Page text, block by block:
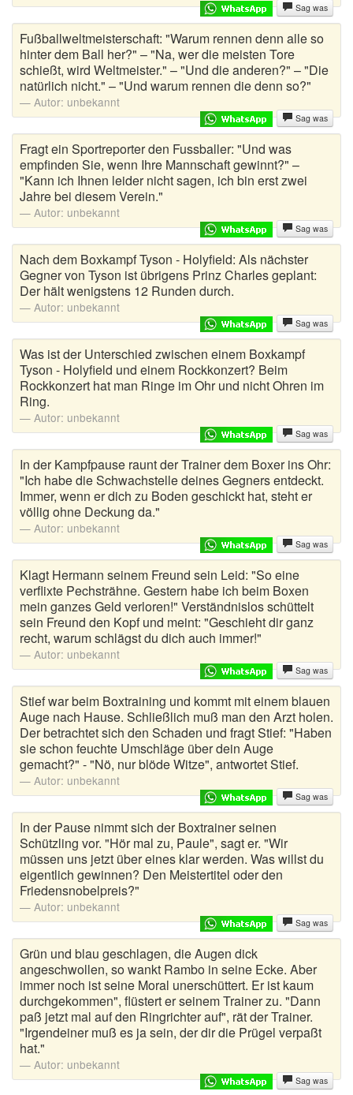
Kirchenwitze
Klosprüche
Kneipenwitze
Länderwitze
Letzte Worte
Lieber als Sprüche
Lustige Abkürzungen
Lustige Autokennzeichen
Lustige Fragen
Lustige Zitate
Männerwitze
Mantawitze
Musikerwitze
Ossi Witze
Österreicher Witze
Ostfriesenwitze
Polenwitze
Politiker Witze
Polizei Witze
Schlechte Witze
Schottenwitze
Schulwitze
Schwabenwitze
Schwulenwitze
SMS Sprüche
Sportwitze
Studentenwitze
Tierwitze
Toilettensprüche
Trabi Witze
Türkenwitze
Sag was
Fußballweltmeisterschaft: "Warum rennen denn alle so
hinter dem Ball her?" – "Na, wer die meisten Tore
schießt, wird Weltmeister." – "Und die anderen?" – "Die
natürlich nicht." – "Und warum rennen die denn so?"
Autor: unbekannt
Sag was
Fragt ein Sportreporter den Fussballer: "Und was
empfinden Sie, wenn Ihre Mannschaft gewinnt?" –
"Kann ich Ihnen leider nicht sagen, ich bin erst zwei
Jahre bei diesem Verein."
Autor: unbekannt
Sag was
Nach dem Boxkampf Tyson - Holyfield: Als nächster
Gegner von Tyson ist übrigens Prinz Charles geplant:
Der hält wenigstens 12 Runden durch.
Autor: unbekannt
Sag was
Was ist der Unterschied zwischen einem Boxkampf
Tyson - Holyfield und einem Rockkonzert? Beim
Rockkonzert hat man Ringe im Ohr und nicht Ohren im
Ring.
Autor: unbekannt
Sag was
In der Kampfpause raunt der Trainer dem Boxer ins Ohr:
"Ich habe die Schwachstelle deines Gegners entdeckt.
Immer, wenn er dich zu Boden geschickt hat, steht er
völlig ohne Deckung da."
Autor: unbekannt
Sag was
Klagt Hermann seinem Freund sein Leid: "So eine
verflixte Pechsträhne. Gestern habe ich beim Boxen
mein ganzes Geld verloren!" Verständnislos schüttelt
sein Freund den Kopf und meint: "Geschieht dir ganz
recht, warum schlägst du dich auch immer!"
Autor: unbekannt
Sag was
Stief war beim Boxtraining und kommt mit einem blauen
Auge nach Hause. Schließlich muß man den Arzt holen.
Der betrachtet sich den Schaden und fragt Stief: "Haben
sie schon feuchte Umschläge über dein Auge
gemacht?" - "Nö, nur blöde Witze", antwortet Stief.
Autor: unbekannt
Sag was
In der Pause nimmt sich der Boxtrainer seinen
Schützling vor. "Hör mal zu, Paule", sagt er. "Wir
müssen uns jetzt über eines klar werden. Was willst du
eigentlich gewinnen? Den Meistertitel oder den
Friedensnobelpreis?"
Autor: unbekannt
Sag was
Grün und blau geschlagen, die Augen dick
angeschwollen, so wankt Rambo in seine Ecke. Aber
immer noch ist seine Moral unerschüttert. Er ist kaum
durchgekommen", flüstert er seinem Trainer zu. "Dann
paß jetzt mal auf den Ringrichter auf", rät der Trainer.
"Irgendeiner muß es ja sein, der dir die Prügel verpaßt
hat."
Autor: unbekannt
Sag was